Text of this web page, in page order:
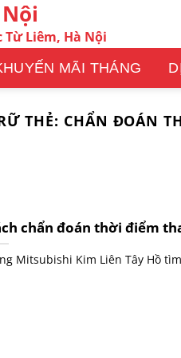
Liêm, Hà Nội
MÃI THÁNG
THẺ: CHẨN ĐOÁN
chẩn đoán thời điểm
Mitsubishi Kim Liên Tây Hồ